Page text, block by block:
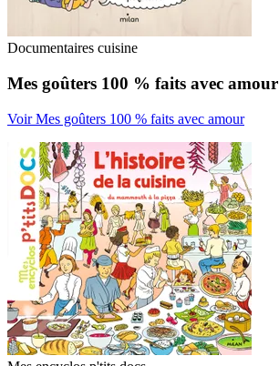
Documentaires cuisine
Mes goûters 100 % faits avec amour
Voir Mes goûters 100 % faits avec amour